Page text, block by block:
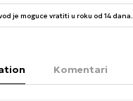
je moguce vratiti u roku od 14 dana.
Komentari